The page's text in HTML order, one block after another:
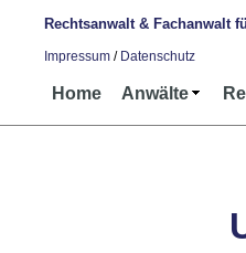
Rechtsanwalt & Fachanwalt
Impressum / Datenschutz
Home Anwälte